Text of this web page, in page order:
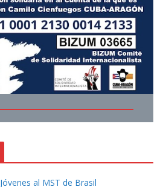
al MST de Brasil